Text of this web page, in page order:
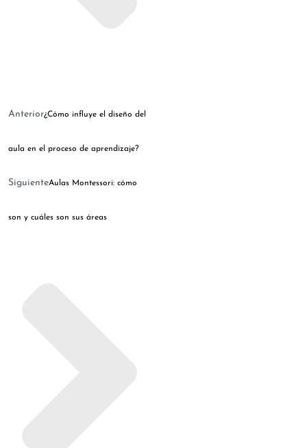
Anterior¿Cómo influye el diseño del
aula en el proceso de aprendizaje?
SiguienteAulas Montessori: cómo
son y cuáles son sus áreas